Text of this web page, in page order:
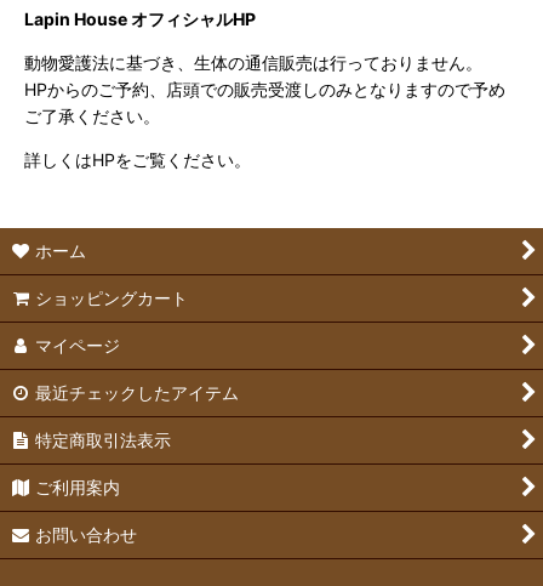
Lapin House オフィシャルHP
動物愛護法に基づき、生体の通信販売は行っておりません。
HPからのご予約、店頭での販売受渡しのみとなりますので予め
ご了承ください。
詳しくはHPをご覧ください。
ホーム
ショッピングカート
マイページ
最近チェックしたアイテム
特定商取引法表示
ご利用案内
お問い合わせ